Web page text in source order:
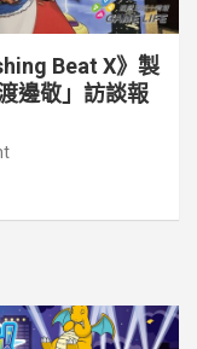
Beat X》製
邊敬」訪談報